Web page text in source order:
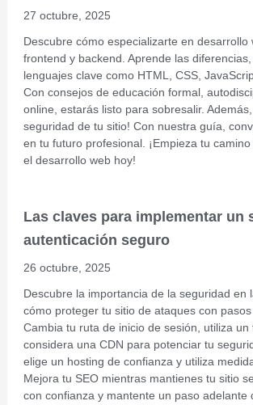
27 octubre, 2025
Descubre cómo especializarte en desarrollo
frontend y backend. Aprende las
lenguajes clave como HTML, CSS,
Con consejos de educación formal,
online, estarás listo para sobresalir.
seguridad de tu sitio! Con nuestra guía,
en tu futuro profesional. ¡Empieza tu
el desarrollo web hoy!
Las claves para implementar un
autenticación seguro
26 octubre, 2025
Descubre la importancia de la seguridad en
cómo proteger tu sitio de ataques con pasos
Cambia tu ruta de inicio de sesión, utiliza un
considera una CDN para potenciar tu
elige un hosting de confianza y utiliza
Mejora tu SEO mientras mantienes tu sitio
con confianza y mantente un paso adelante